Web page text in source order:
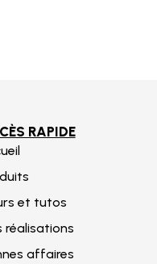
RAPIDE
et tutos
réalisations
affaires